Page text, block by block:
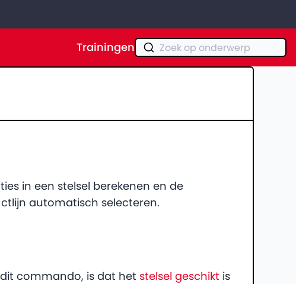
Trainingen Zoek op onderwerp
in een stelsel berekenen en de
automatisch selecteren.
commando, is dat het stelsel geschikt is